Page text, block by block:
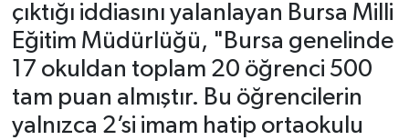
çıktığı iddiasını yalanlayan Bursa Milli
Eğitim Müdürlüğü, "Bursa genelinde
17 okuldan toplam 20 öğrenci 500
tam puan almıştır. Bu öğrencilerin
yalnızca 2’si imam hatip ortaokulu